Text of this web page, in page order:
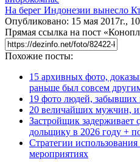
На берег Индонезии вынесло
Опубликовано: 15 мая 2017г.,
Прямая ссылка на пост
Похожие посты:
15 архивных фото,
раньше был совсем
19 фото людей,
20 величайших мужчин,
Застройщик задерживает
дольщику в 2026 году +
Стратегии
мероприятиях